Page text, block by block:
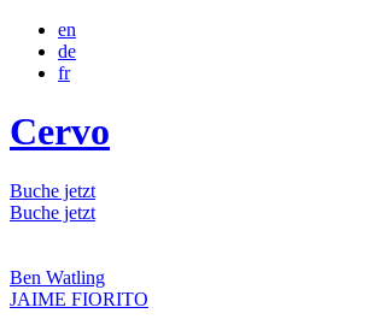
en
de
fr
Cervo
Buche jetzt
Buche jetzt
Ben Watling
JAIME FIORITO